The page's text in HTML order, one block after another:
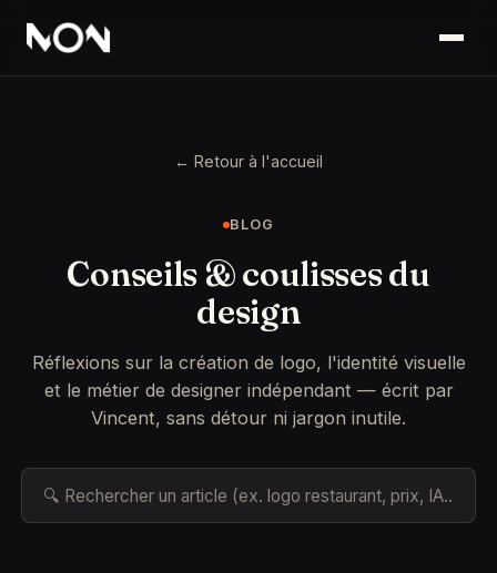
← Retour à l'accueil
BLOG
Conseils & coulisses du
design
Réflexions sur la création de logo, l'identité visuelle
et le métier de designer indépendant — écrit par
Vincent, sans détour ni jargon inutile.